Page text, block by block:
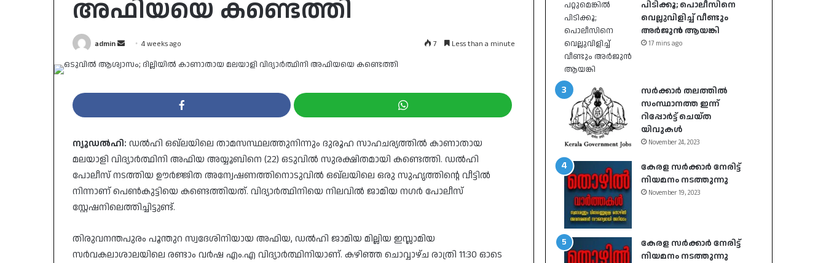
അഫിയയെ കണ്ടെത്തി
admin
Send 4 weeks ago 7 Less than a minute
ന്യൂഡൽഹി: ഡൽഹി ഒഖ്‌ലയിലെ താമസസ്ഥലത്തുനിന്നും ദുരൂഹ സാഹചര്യത്തിൽ കാണാതായ
മലയാളി വിദ്യാർത്ഥിനി അഫിയ അയ്യൂബിനെ (22) ഒടുവിൽ സുരക്ഷിതമായി കണ്ടെത്തി. ഡൽഹി
പോലീസ് നടത്തിയ ഊർജ്ജിത അന്വേഷണത്തിനൊടുവിൽ ഒഖ്‌ലയിലെ ഒരു സുഹൃത്തിന്റെ വീട്ടിൽ
നിന്നാണ് പെൺകുട്ടിയെ കണ്ടെത്തിയത്. വിദ്യാർത്ഥിനിയെ നിലവിൽ ജാമിയ നഗർ പോലീസ്
സ്റ്റേഷനിലെത്തിച്ചിട്ടുണ്ട്.
​തിരുവനന്തപുരം പൂന്തുറ സ്വദേശിനിയായ അഫിയ, ഡൽഹി ജാമിയ മില്ലിയ ഇസ്ലാമിയ
സർവകലാശാലയിലെ രണ്ടാം വർഷ എം.എ വിദ്യാർത്ഥിനിയാണ്. കഴിഞ്ഞ ചൊവ്വാഴ്ച രാത്രി 11:30 ഓടെ
പിടിക്കൂ; പൊലീസിനെ
വെല്ലുവിളിച്ച് വീണ്ടും
അർജുൻ ആയങ്കി
17 mins ago
സർക്കാർ തലത്തിൽ
സംസ്ഥാനത്ത ഇന്ന്
റിപ്പോർട്ട് ചെയ്ത
യിവുകൾ
November 24, 2023
കേരള സർക്കാർ നേരിട്ട്
നിയമനം നടത്തുന്നു
November 19, 2023
കേരള സർക്കാർ നേരിട്ട്
നിയമനം നടത്തുന്നു